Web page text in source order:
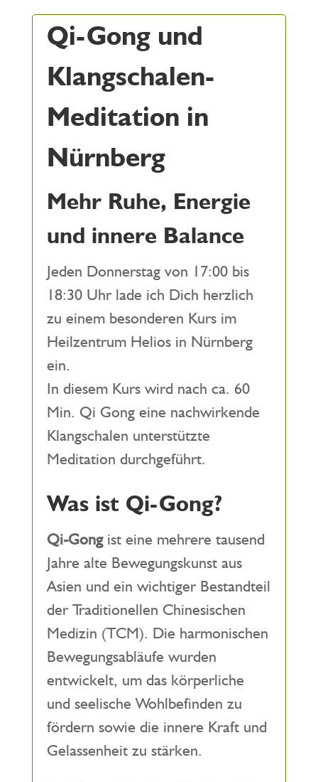
Qi-Gong und
Klangschalen-
Meditation in
Nürnberg
Mehr Ruhe, Energie
und innere Balance
Jeden Donnerstag von 17:00 bis
18:30 Uhr lade ich Dich herzlich
zu einem besonderen Kurs im
Heilzentrum Helios in Nürnberg
ein.
In diesem Kurs wird nach ca. 60
Min. Qi Gong eine nachwirkende
Klangschalen unterstützte
Meditation durchgeführt.
Was ist Qi-Gong?
Qi-Gongist eine mehrere tausend
Jahre alte Bewegungskunst aus
Asien und ein wichtiger Bestandteil
der Traditionellen Chinesischen
Medizin (TCM). Die harmonischen
Bewegungsabläufe wurden
entwickelt, um das körperliche
und seelische Wohlbefinden zu
fördern sowie die innere Kraft und
Gelassenheit zu stärken.